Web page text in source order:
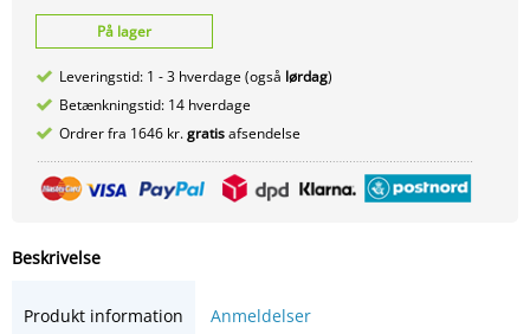
På lager
Leveringstid: 1 - 3 hverdage (også lørdag)
Betænkningstid: 14 hverdage
Ordrer fra 1646 kr.gratisafsendelse
Beskrivelse
Produkt information Anmeldelser